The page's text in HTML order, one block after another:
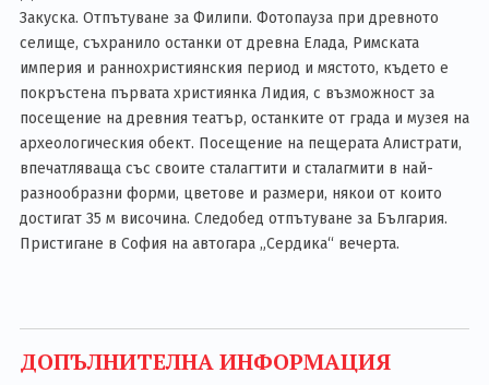
Закуска. Отпътуване за Филипи. Фотопауза при древното
селище, съхранило останки от древна Елада, Римската
империя и раннохристиянския период и мястото, където е
покръстена първата християнка Лидия, с възможност за
посещение на древния театър, останките от града и музея на
археологическия обект. Посещение на пещерата Алистрати,
впечатляваща със своите сталагтити и сталагмити в най-
разнообразни форми, цветове и размери, някои от които
достигат 35 м височина. Следобед отпътуване за България.
Пристигане в София на автогара „Сердика“ вечерта.
ДОПЪЛНИТЕЛНА ИНФОРМАЦИЯ